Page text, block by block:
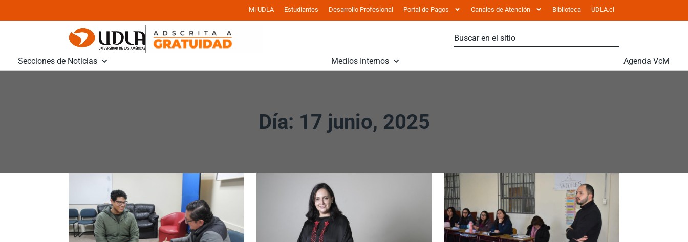
Mi UDLA Estudiantes Desarrollo Profesional Portal de Pagos Canales de Atención Biblioteca UDLA.cl
Secciones de Noticias Medios Internos Agenda VcM
Día: 17 junio, 2025